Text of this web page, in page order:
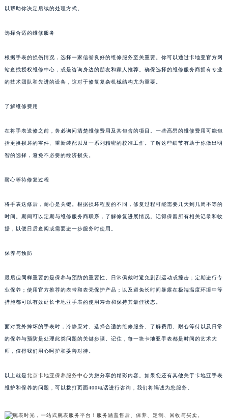
以帮助你决定后续的处理方式。
选择合适的维修服务
根据手表的损伤情况，选择一家信誉良好的维修服务至关重要。你可以通过卡地亚官方网
站查找授权维修中心，或是咨询身边的朋友和家人推荐。确保选择的维修服务商拥有专业
的技术团队和先进的设备，这对于修复复杂机械结构尤为重要。
了解维修费用
在将手表送修之前，务必询问清楚维修费用及其包含的项目。一些高昂的维修费用可能包
括更换损坏的零件、重新装配以及一系列精密的校准工作。了解这些细节有助于你做出明
智的选择，避免不必要的经济损失。
耐心等待修复过程
将手表送修后，耐心是关键。根据损坏程度的不同，修复过程可能需要几天到几周不等的
时间。期间可以定期与维修服务商联系，了解修复进展情况。记得保留所有相关记录和收
据，以便日后查阅或需要进一步服务时使用。
保养与预防
最后但同样重要的是保养与预防的重要性。日常佩戴时避免剧烈运动或撞击；定期进行专
业保养；使用官方推荐的表带和表壳保护产品；以及避免长时间暴露在极端温度环境中等
措施都可以有效延长卡地亚手表的使用寿命和保持其最佳状态。
面对意外摔坏的手表时，冷静应对、选择合适的维修服务、了解费用、耐心等待以及日常
的保养与预防是处理此类问题的关键步骤。记住，每一块卡地亚手表都是时间的艺术大
师，值得我们用心呵护和妥善对待。
以上就是北京卡地亚保养服务中心为您分享的精彩内容。如果您还有其他关于卡地亚手表
维护和保养的问题，可以拨打页面400电话进行咨询，我们将竭诚为您服务。